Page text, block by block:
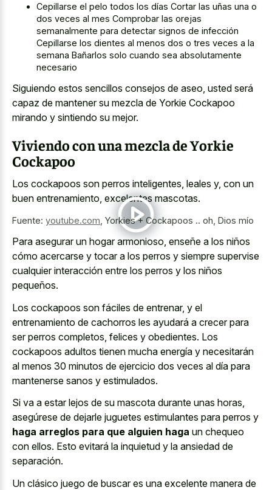
Cepillarse el pelo todos los días Cortar las uñas una o
dos veces al mes Comprobar las orejas
semanalmente para detectar signos de infección
Cepillarse los dientes al menos dos o tres veces a la
semana Bañarlos solo cuando sea absolutamente
necesario
Siguiendo estos sencillos consejos de aseo, usted será
capaz de mantener su mezcla de Yorkie Cockapoo
mirando y sintiendo su mejor.
Viviendo con una mezcla de Yorkie
Cockapoo
Los cockapoos son perros inteligentes, leales y, con un
buen entrenamiento, excelentes mascotas.
Fuente: youtube.com Yorkies + Cockapoos .. oh, Dios mío
Para asegurar un hogar armonioso, enseñe a los niños
cómo acercarse y tocar a los perros y siempre supervise
cualquier interacción entre los perros y los niños
pequeños.
Los cockapoos son fáciles de entrenar, y el
entrenamiento de cachorros les ayudará a crecer para
ser perros completos, felices y obedientes. Los
cockapoos adultos tienen mucha energía y necesitarán
al menos 30 minutos de ejercicio dos veces al día para
mantenerse sanos y estimulados.
Si va a estar lejos de su mascota durante unas horas,
asegúrese de dejarle juguetes estimulantes para perros y
haga arreglos para que alguien haga un chequeo
con ellos. Esto evitará la inquietud y la ansiedad de
separación.
Un clásico juego de buscar es una excelente manera de